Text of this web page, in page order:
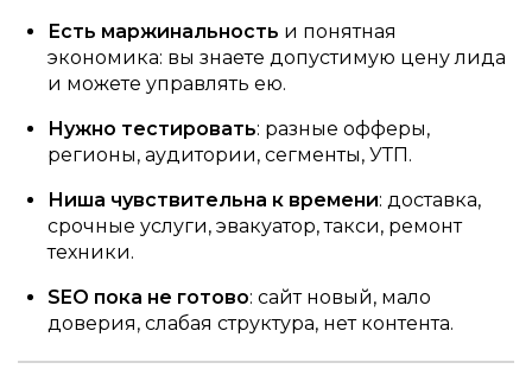
Есть маржинальность и понятная
экономика: вы знаете допустимую цену лида
и можете управлять ею.
Нужно тестировать: разные офферы,
регионы, аудитории, сегменты, УТП.
Ниша чувствительна к времени: доставка,
срочные услуги, эвакуатор, такси, ремонт
техники.
SEO пока не готово: сайт новый, мало
доверия, слабая структура, нет контента.